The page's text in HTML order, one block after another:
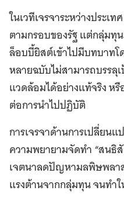
ในเวทีเจรจาระหว่างประ
ตามกรอบของรัฐ แต่กลุ่มทุ
ล็อบบี้ยิสต์เข้าไปมีบทบาท
หลายฉบับไม่สามารถบรรลุ
แวดล้อมได้อย่างแท้จริง
ต่อการนำไปปฏิบัติ
การเจรจาด้านการเปลี่ยน
ความพยายามจัดทำ “สน
เจตนาลดปัญหามลพิษพลา
แรงต้านจากกลุ่มทุน จนทำ